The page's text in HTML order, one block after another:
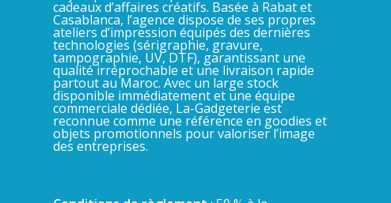
cadeaux d’affaires créatifs. Basée à Rabat et
Casablanca, l’agence dispose de ses propres
ateliers d’impression équipés des dernières
technologies (sérigraphie, gravure,
tampographie, UV, DTF), garantissant une
qualité irréprochable et une livraison rapide
partout au Maroc. Avec un large stock
disponible immédiatement et une équipe
commerciale dédiée, La-Gadgeterie est
reconnue comme une référence en goodies et
objets promotionnels pour valoriser l’image
des entreprises.